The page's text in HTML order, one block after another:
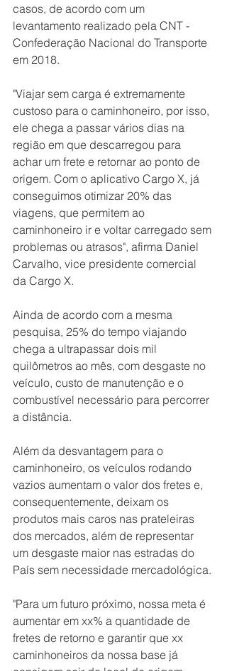
casos, de acordo com um
levantamento realizado pela CNT -
Confederação Nacional do Transporte
em 2018.
"Viajar sem carga é extremamente
custoso para o caminhoneiro, por isso,
ele chega a passar vários dias na
região em que descarregou para
achar um frete e retornar ao ponto de
origem. Com o aplicativo Cargo X, já
conseguimos otimizar 20% das
viagens, que permitem ao
caminhoneiro ir e voltar carregado sem
problemas ou atrasos", afirma Daniel
Carvalho, vice presidente comercial
da Cargo X.
Ainda de acordo com a mesma
pesquisa, 25% do tempo viajando
chega a ultrapassar dois mil
quilômetros ao mês, com desgaste no
veículo, custo de manutenção e o
combustível necessário para percorrer
a distância.
Além da desvantagem para o
caminhoneiro, os veículos rodando
vazios aumentam o valor dos fretes e,
consequentemente, deixam os
produtos mais caros nas prateleiras
dos mercados, além de representar
um desgaste maior nas estradas do
País sem necessidade mercadológica.
"Para um futuro próximo, nossa meta é
aumentar em xx% a quantidade de
fretes de retorno e garantir que xx
caminhoneiros da nossa base já